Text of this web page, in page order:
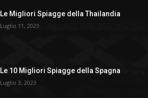
Le Migliori Spiagge della Thailandia
Luglio 11, 2023
Le 10 Migliori Spiagge della Spagna
Luglio 3, 2023